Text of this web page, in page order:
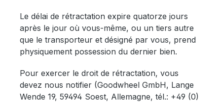
Le délai de rétractation expire quatorze jours
après le jour où vous-même, ou un tiers autre
que le transporteur et désigné par vous, prend
physiquement possession du dernier bien.
Pour exercer le droit de rétractation, vous
devez nous notifier (Goodwheel GmbH, Lange
Wende 19, 59494 Soest, Allemagne, tél.: +49 (0)